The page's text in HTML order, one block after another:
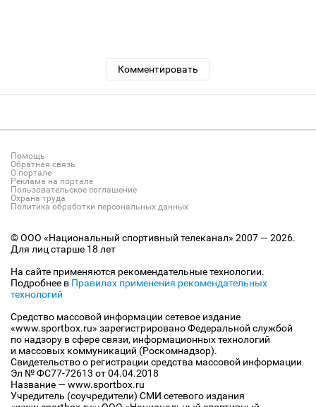
Комментировать
Помощь
Обратная связь
О портале
Реклама на портале
Пользовательское соглашение
Охрана труда
Политика обработки персональных данных
© ООО «Национальный спортивный телеканал» 2007 — 2026.
Для лиц старше 18 лет
На сайте применяются рекомендательные технологии.
Подробнее в Правилах применения рекомендательных
технологий
Средство массовой информации сетевое издание
«www.sportbox.ru» зарегистрировано Федеральной службой
по надзору в сфере связи, информационных технологий
и массовых коммуникаций (Роскомнадзор).
Свидетельство о регистрации средства массовой информации
Эл № ФС77-72613 от 04.04.2018
Название — www.sportbox.ru
Учредитель (соучредители) СМИ сетевого издания